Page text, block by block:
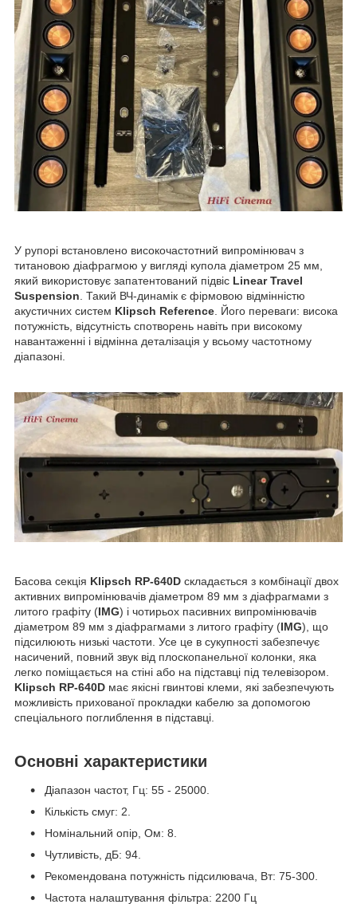
У рупорі встановлено високочастотний випромінювач з
титановою діафрагмою у вигляді купола діаметром 25 мм,
який використовує запатентований підвіс Linear Travel
Suspension . Такий ВЧ-динамік є фірмовою відмінністю
акустичних систем Klipsch Reference . Його переваги: висока
потужність, відсутність спотворень навіть при високому
навантаженні і відмінна деталізація у всьому частотному
діапазоні.
Басова секція Klipsch RP-640D складається з комбінації двох
активних випромінювачів діаметром 89 мм з діафрагмами з
литого графіту (IMG) і чотирьох пасивних випромінювачів
діаметром 89 мм з діафрагмами з литого графіту (IMG), що
підсилюють низькі частоти. Усе це в сукупності забезпечує
насичений, повний звук від плоскопанельної колонки, яка
легко поміщається на стіні або на підставці під телевізором.
Klipsch RP-640D має якісні гвинтові клеми, які забезпечують
можливість прихованої прокладки кабелю за допомогою
спеціального поглиблення в підставці.
Основні характеристики
Діапазон частот, Гц: 55 - 25000.
Кількість смуг: 2.
Номінальний опір, Ом: 8.
Чутливість, дБ: 94.
Рекомендована потужність підсилювача, Вт: 75-300.
Частота налаштування фільтра: 2200 Гц